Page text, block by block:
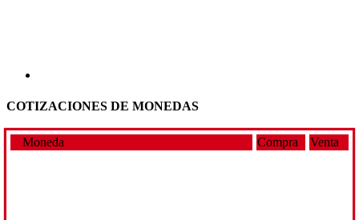
COTIZACIONES DE MONEDAS
Moneda Compra Venta